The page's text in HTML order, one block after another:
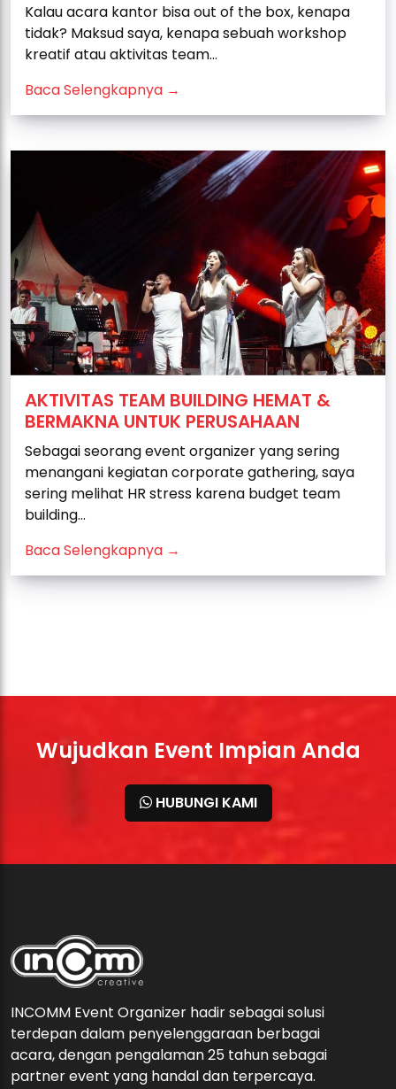
Kalau acara kantor bisa out of the box, kenapa
tidak? Maksud saya, kenapa sebuah workshop
kreatif atau aktivitas team...
Baca Selengkapnya →
AKTIVITAS TEAM BUILDING HEMAT &
BERMAKNA UNTUK PERUSAHAAN
Sebagai seorang event organizer yang sering
menangani kegiatan corporate gathering, saya
sering melihat HR stress karena budget team
building...
Baca Selengkapnya →
Wujudkan Event Impian Anda
HUBUNGI KAMI
INCOMM Event Organizer hadir sebagai solusi
terdepan dalam penyelenggaraan berbagai
acara, dengan pengalaman 25 tahun sebagai
partner event yang handal dan terpercaya.